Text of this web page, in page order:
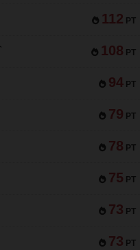
112 PT
108 PT
94 PT
79 PT
78 PT
75 PT
73 PT
73 PT